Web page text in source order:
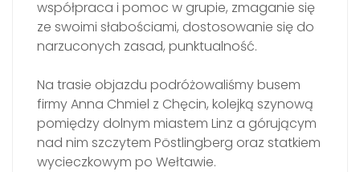
współpraca i pomoc w grupie, zmaganie się
ze swoimi słabościami, dostosowanie się do
narzuconych zasad, punktualność.
Na trasie objazdu podróżowaliśmy busem
firmy Anna Chmiel z Chęcin, kolejką szynową
pomiędzy dolnym miastem Linz a górującym
nad nim szczytem Pöstlingberg oraz statkiem
wycieczkowym po Wełtawie.